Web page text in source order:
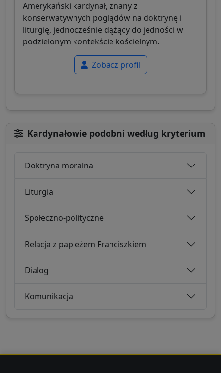
Amerykański kardynał, znany z
konserwatywnych poglądów na doktrynę i
liturgię, jednocześnie dążący do jedności w
podzielonym kontekście kościelnym.
Zobacz profil
Kardynałowie podobni według kryterium
Doktryna moralna
Liturgia
Społeczno-polityczne
Relacja z papieżem Franciszkiem
Dialog
Komunikacja